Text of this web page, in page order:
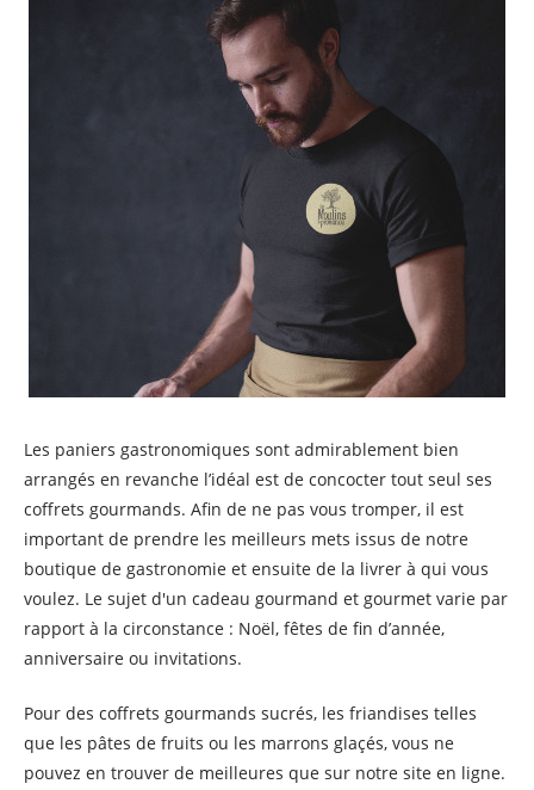
Les paniers gastronomiques sont admirablement bien
arrangés en revanche l’idéal est de concocter tout seul ses
coffrets gourmands. Afin de ne pas vous tromper, il est
important de prendre les meilleurs mets issus de notre
boutique de gastronomie et ensuite de la livrer à qui vous
voulez. Le sujet d'un cadeau gourmand et gourmet varie par
rapport à la circonstance : Noël, fêtes de fin d’année,
anniversaire ou invitations.
Pour des coffrets gourmands sucrés, les friandises telles
que les pâtes de fruits ou les marrons glaçés, vous ne
pouvez en trouver de meilleures que sur notre site en ligne.